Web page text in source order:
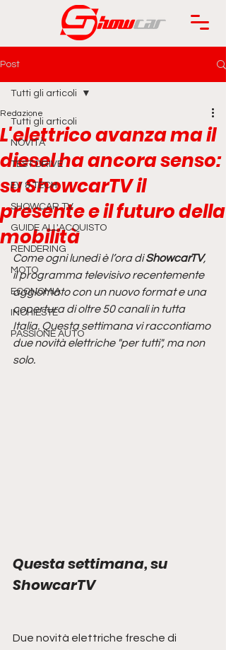
Post
Tutti gli articoli
NOVITÀ
TEST DRIVE
EV & TECH
SHOWCAR TV
GUIDE ALL'ACQUISTO
RENDERING
MOTO
ECONOMIA
INCHIESTE
PASSIONE AUTO
Tutti gli articoli
L'elettrico avanza ma il
diesel ha ancora senso:
su ShowcarTV il
presente e il futuro della
mobilità
Redazione
Come ogni lunedì è l’ora di ShowcarTV,
il programma televisivo recentemente
aggiornato con un nuovo format e una
copertura di oltre 50 canali in tutta
Italia. Questa settimana vi raccontiamo
due novità elettriche "per tutti", ma non
solo.
Questa settimana, su
ShowcarTV
Due novità elettriche fresche di